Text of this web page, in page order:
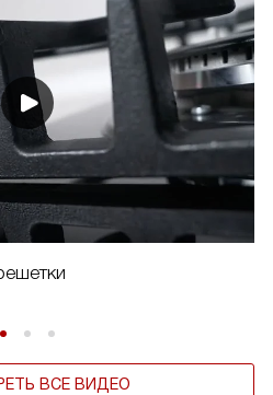
ВСЕ ВИДЕО